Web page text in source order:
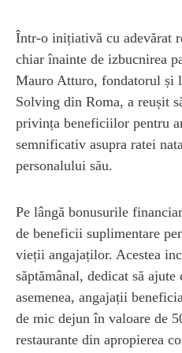
Într-o inițiativă cu adevărat
chiar înainte de izbucnirea
Mauro Atturo, fondatorul și
Solving din Roma, a reușit
privința beneficiilor pentru
semnificativ asupra ratei
personalului său.
Pe lângă bonusurile
de beneficii suplimentare
vieții angajaților. Acestea
săptămânal, dedicat să
asemenea, angajații
de mic dejun în valoare de
restaurante din apropierea